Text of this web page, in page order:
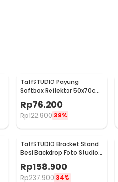
TaffSTUDIO Payung
Softbox Reflektor 50x70cm
E27 Single Socket - CL-
RT50
Rp76.200
Rp122.900 38%
TaffSTUDIO Bracket Stand
Besi Backdrop Foto Studio
200x200cm - DD-110
Rp158.900
Rp237.900 34%